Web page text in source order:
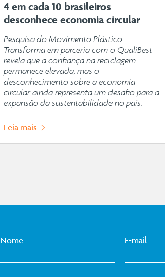
4 em cada 10 brasileiros
desconhece economia circular
Pesquisa do Movimento Plástico
Transforma em parceria com o QualiBest
revela que a confiança na reciclagem
permanece elevada, mas o
desconhecimento sobre a economia
circular ainda representa um desafio para a
expansão da sustentabilidade no país.
Leia mais
Nome E-mail